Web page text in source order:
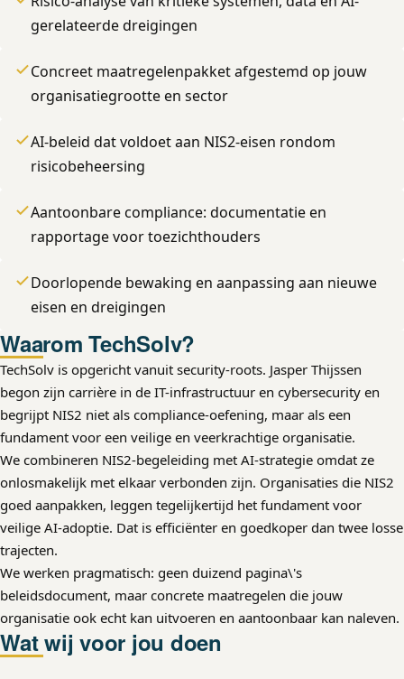
gerelateerde dreigingen
Concreet maatregelenpakket afgestemd op jouw
organisatiegrootte en sector
AI-beleid dat voldoet aan NIS2-eisen rondom
risicobeheersing
Aantoonbare compliance: documentatie en
rapportage voor toezichthouders
Doorlopende bewaking en aanpassing aan nieuwe
eisen en dreigingen
Waarom TechSolv?
TechSolv is opgericht vanuit security-roots. Jasper Thijssen
begon zijn carrière in de IT-infrastructuur en cybersecurity en
begrijpt NIS2 niet als compliance-oefening, maar als een
fundament voor een veilige en veerkrachtige organisatie.
We combineren NIS2-begeleiding met AI-strategie omdat ze
onlosmakelijk met elkaar verbonden zijn. Organisaties die NIS2
goed aanpakken, leggen tegelijkertijd het fundament voor
veilige AI-adoptie. Dat is efficiënter en goedkoper dan twee losse
trajecten.
We werken pragmatisch: geen duizend pagina\'s
beleidsdocument, maar concrete maatregelen die jouw
organisatie ook echt kan uitvoeren en aantoonbaar kan naleven.
Wat wij voor jou doen